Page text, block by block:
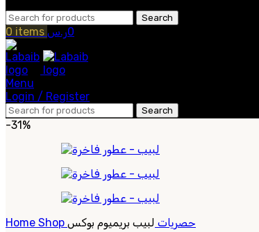
Search
0 items 0ر.س
Menu
Login / Register
Search
-31%
Home Shop حصريات لبيب بريميوم بوكس